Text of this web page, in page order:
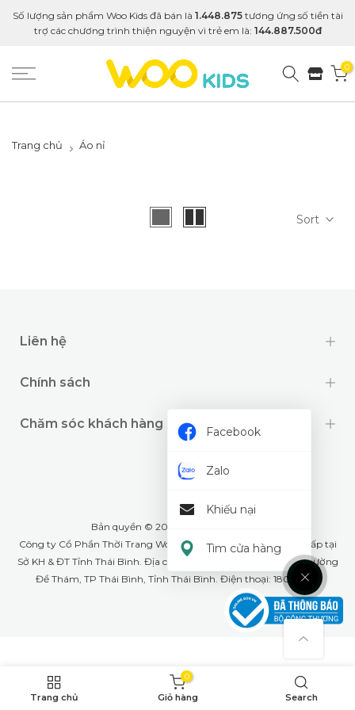
Số lượng sản phẩm Woo Kids đã bán là 1.448.875 tương ứng số tiền tài
trợ các chương trình thiện nguyện vì trẻ em là: 144.887.500đ
0
Trang chủ Áo nỉ
Sort
Liên hệ
Chính sách
Chăm sóc khách hàng
Bản quyền © 2024 thuộc về
Công ty Cổ Phần Thời Trang Woo Kids- GPĐKKD: 1001268555 cấp tại
Sở KH & ĐT Tỉnh Thái Bình. Địa chỉ văn phòng: Số 79A Lê Lợi, phường
Đề Thám, TP Thái Bình, Tỉnh Thái Bình. Điện thoại: 18008226
Facebook
Zalo
Khiếu nại
Tìm cửa hàng
Trang chủ
0
Giỏ hàng Search